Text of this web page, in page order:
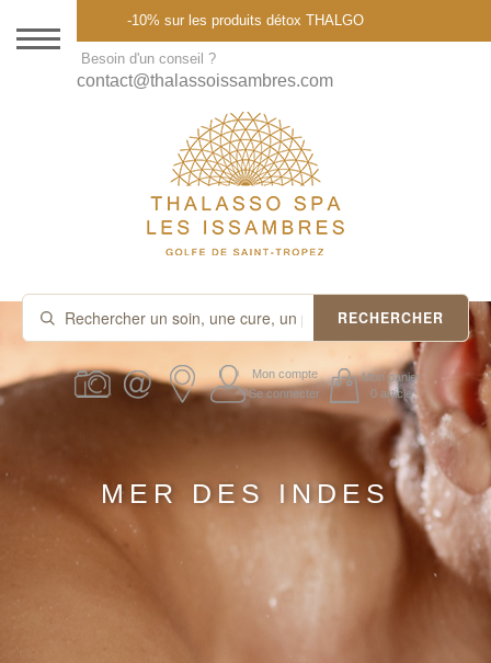
DESTINATION
THALASSO SPA
CURES ET FORFAITS
SOINS À LA CARTE
ABONNEMENTS
PROMOS
-10% sur les produits détox THALGO
Besoin d'un conseil ?
contact@thalassoissambres.com
RECHERCHER
Mon compte
Se connecter
Mon panier
0 article
MER DES INDES